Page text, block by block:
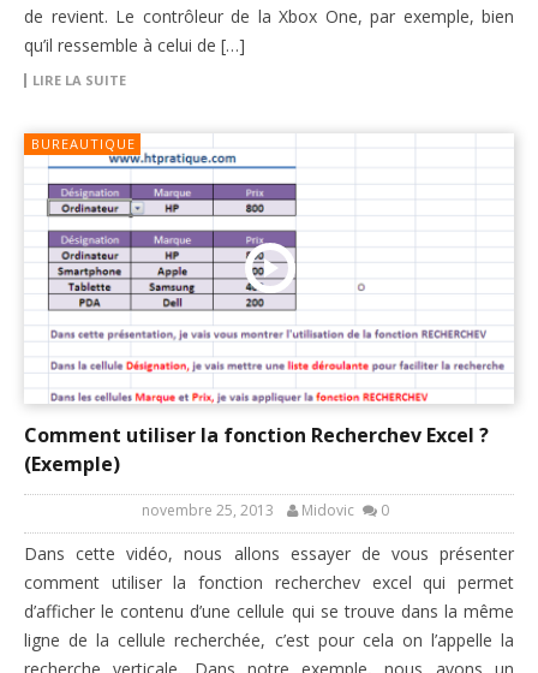
de revient. Le contrôleur de la Xbox One, par exemple, bien
qu’il ressemble à celui de […]
LIRE LA SUITE
BUREAUTIQUE
Comment utiliser la fonction Recherchev Excel ?
(Exemple)
novembre 25, 2013 Midovic 0
Dans cette vidéo, nous allons essayer de vous présenter
comment utiliser la fonction recherchev excel qui permet
d’afficher le contenu d’une cellule qui se trouve dans la même
ligne de la cellule recherchée, c’est pour cela on l’appelle la